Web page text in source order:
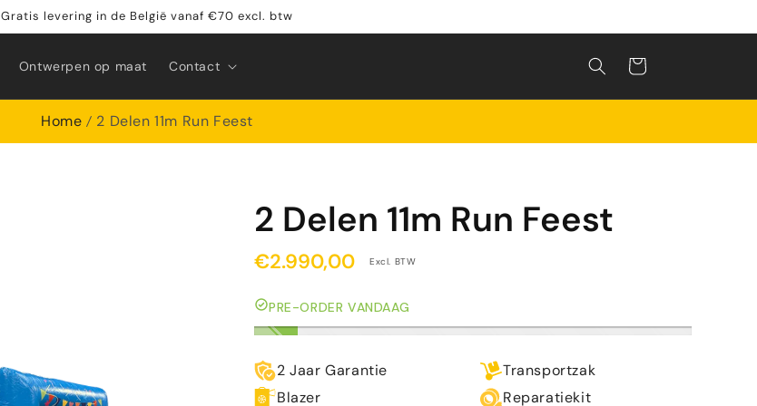
Gratis levering in de België vanaf €70 excl. btw
Ontwerpen op maat Contact Winkelwagen
Home 2 Delen 11m Run Feest
2 Delen 11m Run Feest
€2.990,00 Excl. BTW
PRE-ORDER VANDAAG
2 Jaar Garantie
Blazer
Transportzak
Reparatiekit